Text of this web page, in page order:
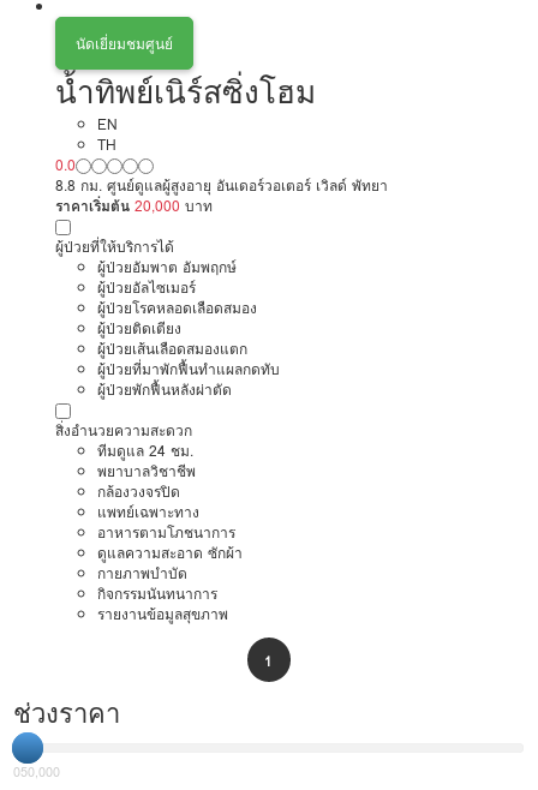
นัดเยี่ยมชมศูนย์
น้ำทิพย์เนิร์สซิ่งโฮม
EN
TH
0.0
8.8 กม. ศูนย์ดูแลผู้สูงอายุ อันเดอร์วอเตอร์ เวิลด์ พัทยา
ราคาเริ่มต้น 20,000 บาท
ผู้ป่วยที่ให้บริการได้
ผู้ป่วยอัมพาต อัมพฤกษ์
ผู้ป่วยอัลไซเมอร์
ผู้ป่วยโรคหลอดเลือดสมอง
ผู้ป่วยติดเตียง
ผู้ป่วยเส้นเลือดสมองแตก
ผู้ป่วยที่มาพักฟื้นทำแผลกดทับ
ผู้ป่วยพักฟื้นหลังผ่าตัด
สิ่งอำนวยความสะดวก
ทีมดูแล 24 ชม.
พยาบาลวิชาชีพ
กล้องวงจรปิด
แพทย์เฉพาะทาง
อาหารตามโภชนาการ
ดูแลความสะอาด ซักผ้า
กายภาพบำบัด
กิจกรรมนันทนาการ
รายงานข้อมูลสุขภาพ
1
ช่วงราคา
050,000